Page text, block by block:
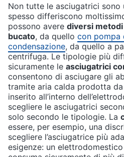
Non tutte le asciugatrici sono
spesso differiscono
possono avere diversi
bucato, da quello con pompa
condensazione, da quello a
centrifuga. Le tipologie più
sicuramente le asciugatrici
consentono di asciugare gli
tramite aria calda prodotta
inserito all’interno
scegliere le asciugatrici
solo secondo le tipologie. La
essere, per esempio, una
scegliere l’asciugatrice più
esigenze: un